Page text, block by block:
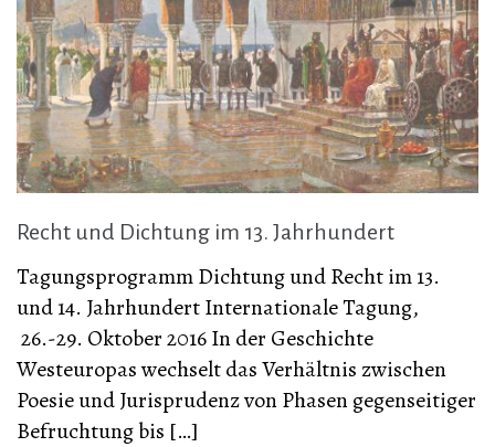
Recht und Dichtung im 13. Jahrhundert
Tagungsprogramm Dichtung und Recht im 13.
und 14. Jahrhundert Internationale Tagung,
26.-29. Oktober 2016 In der Geschichte
Westeuropas wechselt das Verhältnis zwischen
Poesie und Jurisprudenz von Phasen gegenseitiger
Befruchtung bis […]